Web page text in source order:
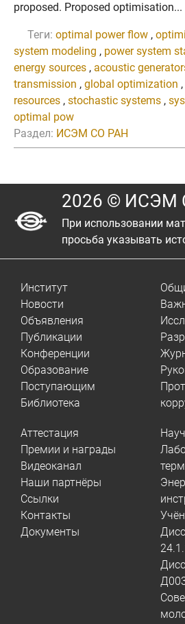
proposed. Proposed optimisation...
Теги: optimal power flow ,
system modeling , power system
energy sources , acoustic
transmission , global optimization ,
resources , stochastic systems ,
optimal pow
Раздел: ИСЭМ СО РАН
2026 © ИСЭМ
При использовании
просьба указывать
Институт
Новости
Объявления
Публикации
Конференции
Образование
Поступающим
Библиотека
Аттестация
Премии и награды
Видеоканал
Наши партнёры
Ссылки
Контакты
Документы